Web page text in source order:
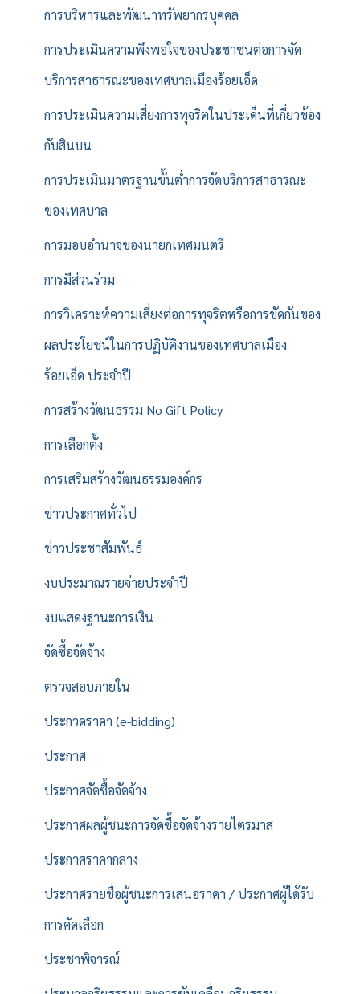
การบริหารและพัฒนาทรัพยากรบุคคล
การประเมินความพึงพอใจของประชาชนต่อการจัด
บริการสาธารณะของเทศบาลเมืองร้อยเอ็ด
การประเมินความเสี่ยงการทุจริตในประเด็นที่เกี่ยวข้อง
กับสินบน
การประเมินมาตรฐานขั้นต่ำการจัดบริการสาธารณะ
ของเทศบาล
การมอบอำนาจของนายกเทศมนตรี
การมีส่วนร่วม
การวิเคราะห์ความเสี่ยงต่อการทุจริตหรือการขัดกันของ
ผลประโยชน์ในการปฏิบัติงานของเทศบาลเมือง
ร้อยเอ็ด ประจำปี
การสร้างวัฒนธรรม No Gift Policy
การเลือกตั้ง
การเสริมสร้างวัฒนธรรมองค์กร
ข่าวประกาศทั่วไป
ข่าวประชาสัมพันธ์
งบประมาณรายจ่ายประจำปี
งบแสดงฐานะการเงิน
จัดซื้อจัดจ้าง
ตรวจสอบภายใน
ประกวดราคา (e-bidding)
ประกาศ
ประกาศจัดซื้อจัดจ้าง
ประกาศผลผู้ชนะการจัดซื้อจัดจ้างรายไตรมาส
ประกาศราคากลาง
ประกาศรายชื่อผู้ชนะการเสนอราคา / ประกาศผู้ได้รับ
การคัดเลือก
ประชาพิจารณ์